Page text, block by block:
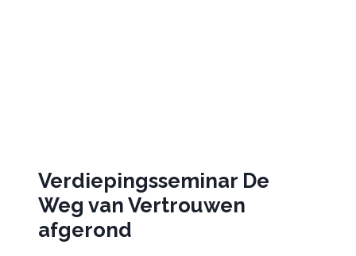
Verdiepingsseminar De
Weg van Vertrouwen
afgerond